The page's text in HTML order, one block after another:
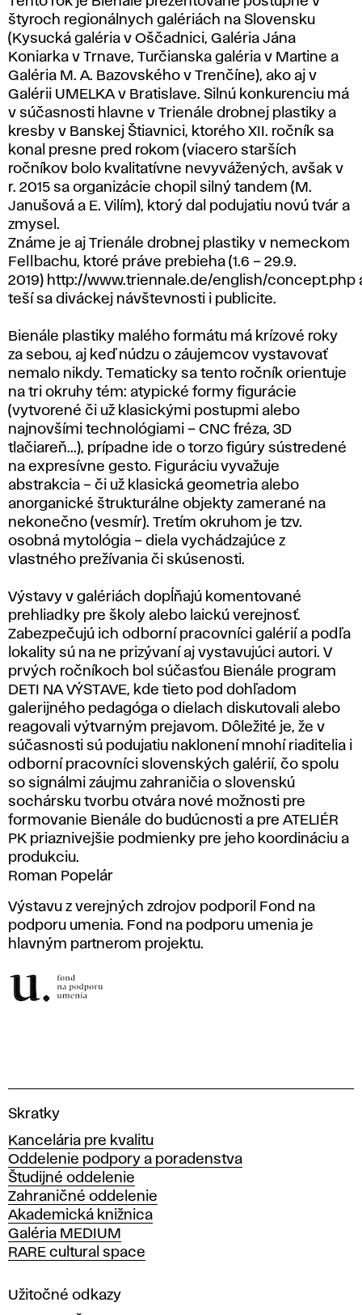
štyroch regionálnych galériách na Slovensku
(Kysucká galéria v Oščadnici, Galéria Jána
Koniarka v Trnave, Turčianska galéria v Martine a
Galéria M. A. Bazovského v Trenčíne), ako aj v
Galérii UMELKA v Bratislave. Silnú konkurenciu má
v súčasnosti hlavne v Trienále drobnej plastiky a
kresby v Banskej Štiavnici, ktorého XII. ročník sa
konal presne pred rokom (viacero starších
ročníkov bolo kvalitatívne nevyvážených, avšak v
r. 2015 sa organizácie chopil silný tandem (M.
Janušová a E. Vilím), ktorý dal podujatiu novú tvár a
zmysel.
Známe je aj Trienále drobnej plastiky v nemeckom
Fellbachu, ktoré práve prebieha (1.6 – 29.9.
2019) http://www.triennale.de/english/concept.php
teší sa diváckej návštevnosti i publicite.
Bienále plastiky malého formátu má krízové roky
za sebou, aj keď núdzu o záujemcov vystavovať
nemalo nikdy. Tematicky sa tento ročník orientuje
na tri okruhy tém: atypické formy figurácie
(vytvorené či už klasickými postupmi alebo
najnovšími technológiami – CNC fréza, 3D
tlačiareň...), prípadne ide o torzo figúry sústredené
na expresívne gesto. Figuráciu vyvažuje
abstrakcia – či už klasická geometria alebo
anorganické štrukturálne objekty zamerané na
nekonečno (vesmír). Tretím okruhom je tzv.
osobná mytológia – diela vychádzajúce z
vlastného prežívania či skúsenosti.
Výstavy v galériách dopĺňajú komentované
prehliadky pre školy alebo laickú verejnosť.
Zabezpečujú ich odborní pracovníci galérií a podľa
lokality sú na ne prizývaní aj vystavujúci autori. V
prvých ročníkoch bol súčasťou Bienále program
DETI NA VÝSTAVE, kde tieto pod dohľadom
galerijného pedagóga o dielach diskutovali alebo
reagovali výtvarným prejavom. Dôležité je, že v
súčasnosti sú podujatiu naklonení mnohí riaditelia i
odborní pracovníci slovenských galérií, čo spolu
so signálmi záujmu zahraničia o slovenskú
sochársku tvorbu otvára nové možnosti pre
formovanie Bienále do budúcnosti a pre ATELIÉR
PK priaznivejšie podmienky pre jeho koordináciu a
produkciu.
Roman Popelár
Výstavu z verejných zdrojov podporil Fond na
podporu umenia. Fond na podporu umenia je
hlavným partnerom projektu.
V
s
o
k
á
š
k
o
a
Skratky
Kancelária pre kvalitu
Oddelenie podpory a poradenstva
Študijné oddelenie
Zahraničné oddelenie
Akademická knižnica
Galéria MEDIUM
RARE cultural space
Užitočné odkazy